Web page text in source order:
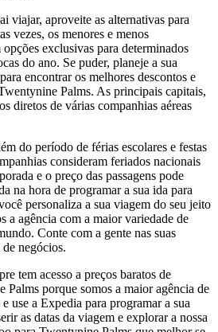
viajar, aproveite as alternativas para
vezes, os menores e menos
exclusivas para determinados
do ano. Se puder, planeje a sua
encontrar os melhores descontos e
Palms. As principais capitais,
diretos de várias companhias aéreas
do período de férias escolares e festas
consideram feriados nacionais
e o preço das passagens pode
na hora de programar a sua ida para
personaliza a sua viagem do seu jeito
a agência com a maior variedade de
Conte com a gente nas suas
negócios.
tem acesso a preços baratos de
Palms porque somos a maior agência de
use a Expedia para programar a sua
as datas da viagem e explorar a nossa